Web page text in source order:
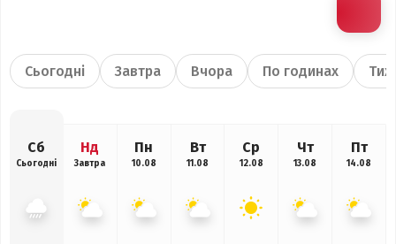
Сьогодні Завтра Вчора По годинах
Сб
Сьогодні
Нд
Завтра
Пн
10.08
Вт
11.08
Ср
12.08
Чт
13.08
Пт
14.08